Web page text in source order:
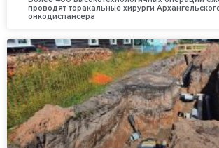
проводят торакальные хирурги
онкодиспансера